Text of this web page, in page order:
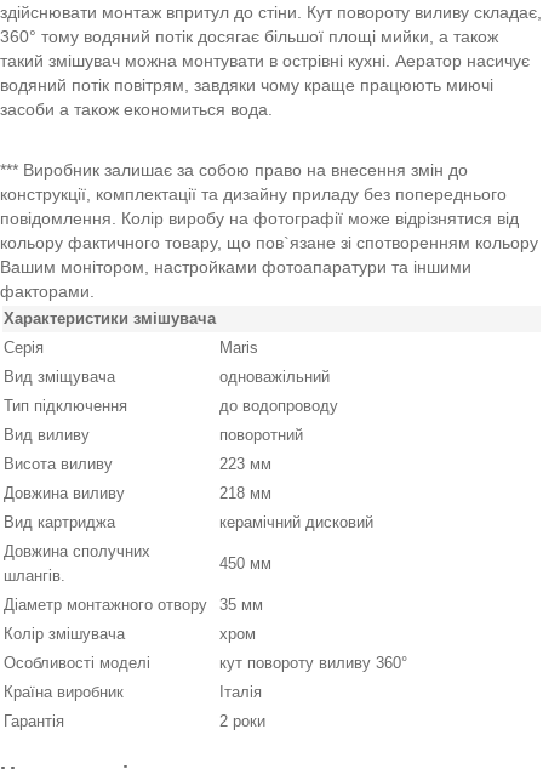
здійснювати монтаж впритул до стіни. Кут повороту виливу складає,
360° тому водяний потік досягає більшої площі мийки, а також
такий змішувач можна монтувати в острівні кухні. Аератор насичує
водяний потік повітрям, завдяки чому краще працюють миючі
засоби а також економиться вода.
*** Виробник залишає за собою право на внесення змін до
конструкції, комплектації та дизайну приладу без попереднього
повідомлення. Колір виробу на фотографії може відрізнятися від
кольору фактичного товару, що пов`язане зі спотворенням кольору
Вашим монітором, настройками фотоапаратури та іншими
факторами.
Характеристики змішувача
Серія
Maris
Вид зміщувача
одноважільний
Тип підключення
до водопроводу
Вид виливу
поворотний
Висота виливу
223 мм
Довжина виливу
218 мм
Вид картриджа
керамічний дисковий
Довжина сполучних
шлангів.
450 мм
Діаметр монтажного отвору
35 мм
Колір змішувача
хром
Особливості моделі
кут повороту виливу 360°
Країна виробник
Італія
Гарантія
2 роки